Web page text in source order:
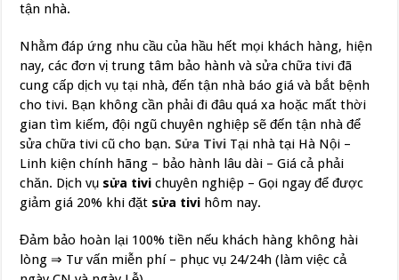
tận nhà.
Nhằm đáp ứng nhu cầu của hầu hết mọi khách hàng, hiện
nay, các đơn vị trung tâm bảo hành và sửa chữa tivi đã
cung cấp dịch vụ tại nhà, đến tận nhà báo giá và bắt bệnh
cho tivi. Bạn không cần phải đi đâu quá xa hoặc mất thời
gian tìm kiếm, đội ngũ chuyên nghiệp sẽ đến tận nhà để
sửa chữa tivi cũ cho bạn. Sửa Tivi Tại nhà tại Hà Nội –
Linh kiện chính hãng – bảo hành lâu dài – Giá cả phải
chăn. Dịch vụ sửa tivi chuyên nghiệp – Gọi ngay để được
giảm giá 20% khi đặt sửa tivi hôm nay.
Đảm bảo hoàn lại 100% tiền nếu khách hàng không hài
lòng ⇒ Tư vấn miễn phí – phục vụ 24/24h (làm việc cả